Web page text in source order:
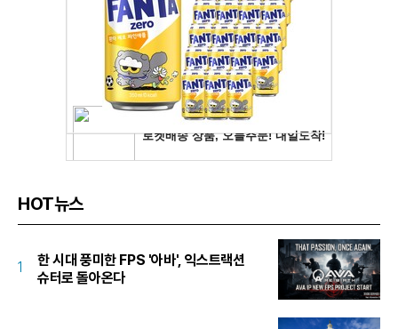
HOT뉴스
1
한 시대 풍미한 FPS '아바', 익스트랙션
슈터로 돌아온다